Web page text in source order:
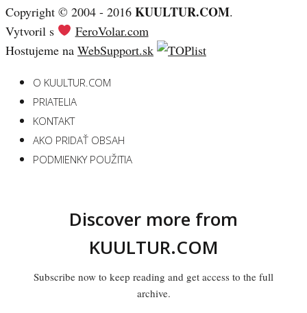
Copyright © 2004 - 2016 KUULTUR.COM.
Vytvoril s
FeroVolar.com
Hostujeme na WebSupport.sk
O KUULTUR.COM
PRIATELIA
KONTAKT
AKO PRIDAŤ OBSAH
PODMIENKY POUŽITIA
Discover more from
KUULTUR.COM
Subscribe now to keep reading and get access to the full
archive.